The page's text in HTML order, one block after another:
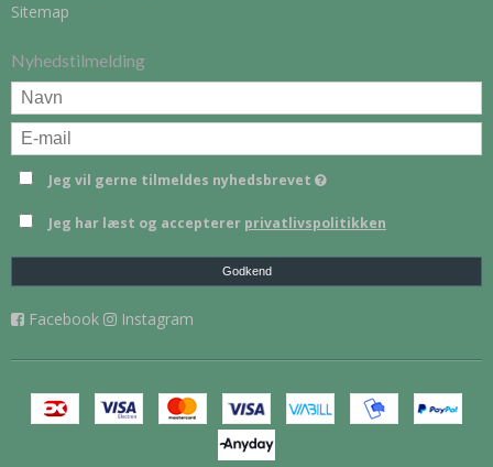
Sitemap
Nyhedstilmelding
Jeg vil gerne tilmeldes nyhedsbrevet
Jeg har læst og accepterer privatlivspolitikken
Godkend
Facebook Instagram